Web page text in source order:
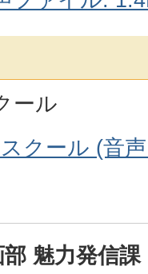
ール
クール (音
魅力発信課